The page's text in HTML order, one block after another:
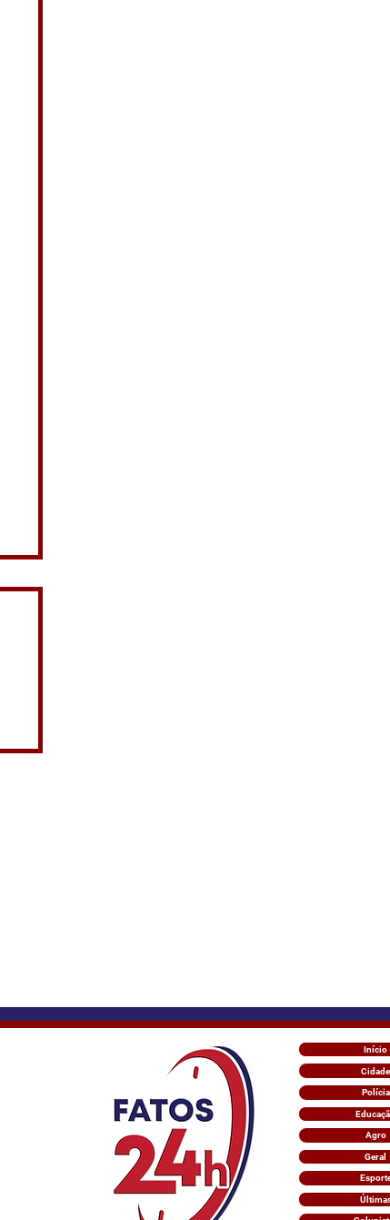
Início
Cidade
Polícia
Agro
Geral